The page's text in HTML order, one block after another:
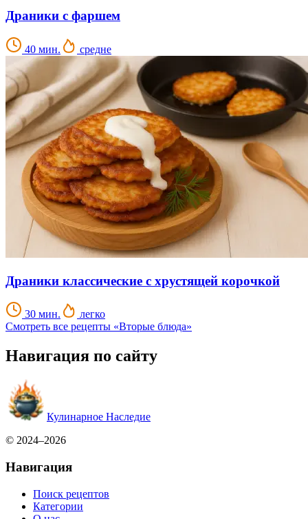
Драники с фаршем
40 мин. средне
Драники классические с хрустящей корочкой
30 мин.
легко
Смотреть все рецепты «Вторые блюда»
Навигация по сайту
Кулинарное Наследие
© 2024–2026
Навигация
Поиск рецептов
Категории